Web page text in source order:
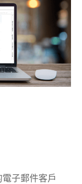
子郵件客戶